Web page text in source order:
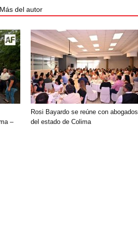
Más del autor
–
Rosi Bayardo se reúne con abogados
del estado de Colima